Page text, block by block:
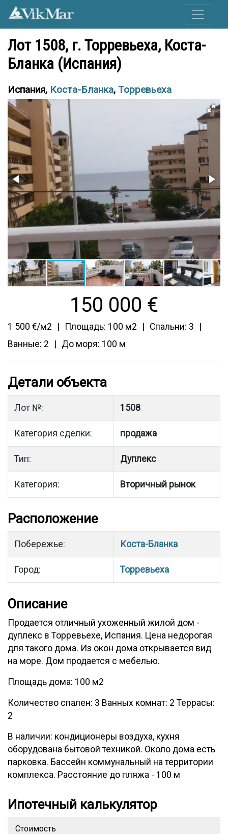
Лот 1508, г. Торревьеха, Коста-
Бланка (Испания)
Испания, Коста-Бланка, Торревьеха
150 000 €
1 500 €/м2 Площадь: 100 м2
Спальни: 3
Ванные: 2
До моря: 100 м
Детали объекта
Лот №: 1508
Категория сделки: продажа
Тип: Дуплекс
Категория: Вторичный рынок
Расположение
Побережье: Коста-Бланка
Город: Торревьеха
Описание
Продается отличный ухоженный жилой дом -
дуплекс в Торревьехе, Испания. Цена недорогая
для такого дома. Из окон дома открывается вид
на море. Дом продается с мебелью.
Площадь дома: 100 м2
Количество спален: 3 Ванных комнат: 2 Террасы:
2
В наличии: кондиционеры воздуха, кухня
оборудована бытовой техникой. Около дома есть
парковка. Бассейн коммунальный на территории
комплекса. Расстояние до пляжа - 100 м
Ипотечный калькулятор
Стоимость